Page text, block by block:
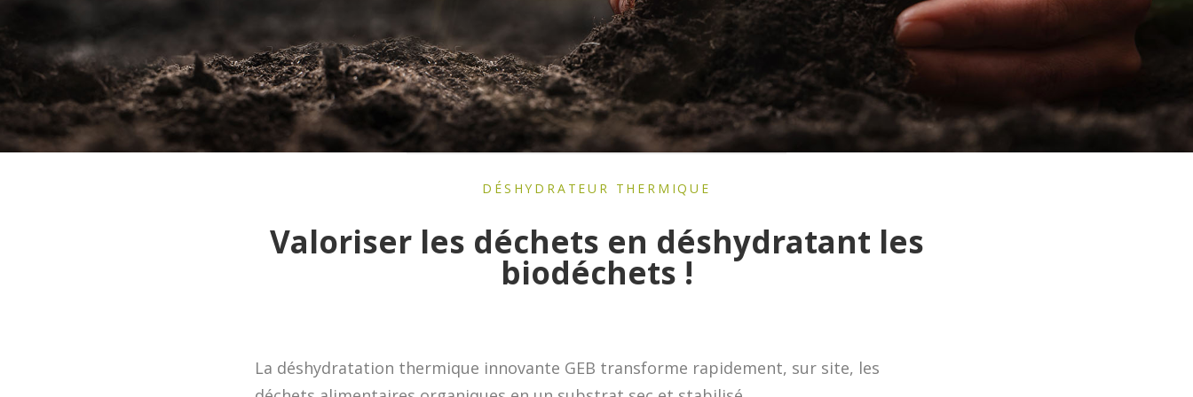
DÉSHYDRATEUR THERMIQUE
Valoriser les déchets en déshydratant les
biodéchets !
La déshydratation thermique innovante GEB transforme rapidement, sur site, les